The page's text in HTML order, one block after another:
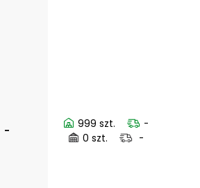
-
999 szt.
-
0 szt.
-